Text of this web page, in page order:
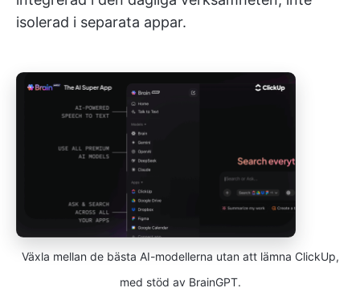
isolerad i separata appar.
Växla mellan de bästa AI-modellerna utan att lämna ClickUp,
med stöd av BrainGPT.